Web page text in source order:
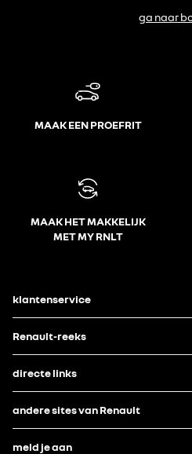
ga naar
MAAK EEN PROEFRIT
MAAK HET MAKKELIJK
MET MY RNLT
klantenservice
Renault-reeks
directe links
andere sites van Renault
meld je aan